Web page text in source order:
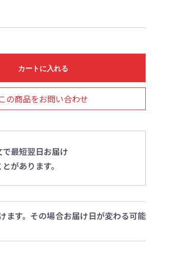
カートに入れる
この商品をお問い合わせ
最短翌日お届け
があります。
ます。その場合お届け日が変わる可能